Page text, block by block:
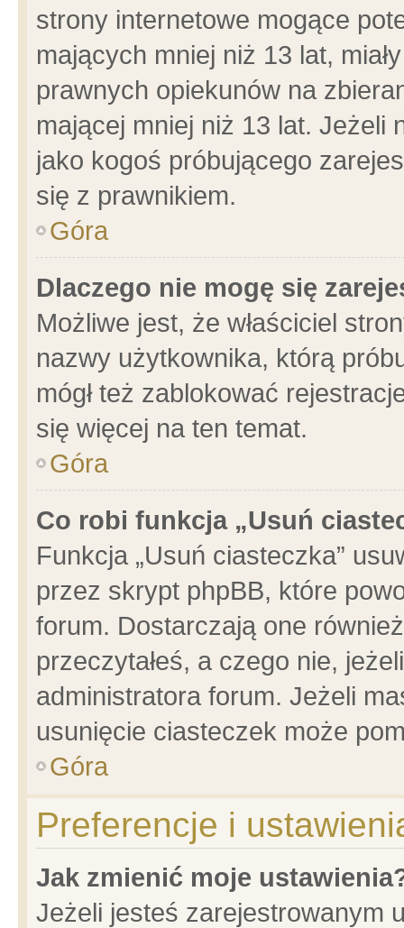
strony internetowe mogące
mających mniej niż 13 lat,
prawnych opiekunów na
mającej mniej niż 13 lat. Jeżeli
jako kogoś próbującego
się z prawnikiem.
Góra
Dlaczego nie mogę się
Możliwe jest, że właściciel
nazwy użytkownika, którą
mógł też zablokować
się więcej na ten temat.
Góra
Co robi funkcja „Usuń
Funkcja „Usuń ciasteczka”
przez skrypt phpBB, które
forum. Dostarczają one
przeczytałeś, a czego nie,
administratora forum. Jeżeli
usunięcie ciasteczek może
Góra
Preferencje i
Jak zmienić moje
Jeżeli jesteś zarejestrowanym